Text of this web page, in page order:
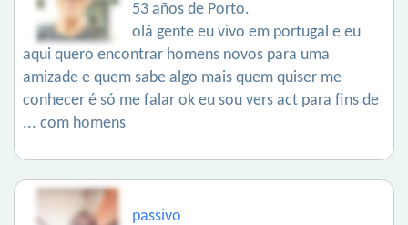
53 años de Porto.
olá gente eu vivo em portugal e eu
aqui quero encontrar homens novos para uma
amizade e quem sabe algo mais quem quiser me
conhecer é só me falar ok eu sou vers act para fins de
... com homens
passivo